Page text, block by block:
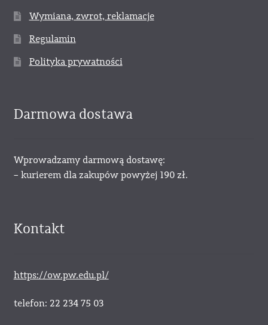
Wymiana, zwrot, reklamacje
Regulamin
Polityka prywatności
Darmowa dostawa
Wprowadzamy darmową dostawę:
– kurierem dla zakupów powyżej 190 zł.
Kontakt
https://ow.pw.edu.pl/
telefon: 22 234 75 03